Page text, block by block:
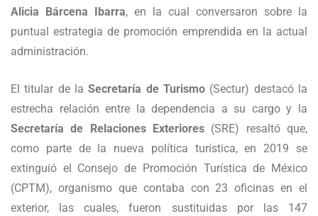
Alicia Bárcena Ibarra, en la cual conversaron sobre la
puntual estrategia de promoción emprendida en la actual
administración.
El titular de laSecretaría de Turismo (Sectur) destacó la
estrecha relación entre la dependencia a su cargo y la
Secretaría de Relaciones Exteriores (SRE) resaltó que,
como parte de la nueva política turística, en 2019 se
extinguió el Consejo de Promoción Turística de México
(CPTM), organismo que contaba con 23 oficinas en el
exterior, las cuales, fueron sustituidas por las 147